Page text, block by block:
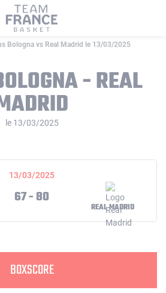
Bologna vs Real Madrid le 13/03/2025
- REAL
le 13/03/2025
13/03/2025
67 - 80
REAL MADRID
BOXSCORE